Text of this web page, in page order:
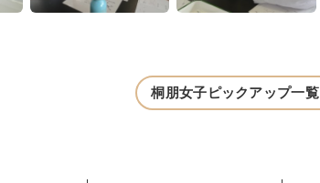
桐朋女子ピックアップ一覧